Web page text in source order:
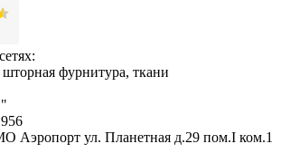
фурнитура, ткани
Аэропорт ул. Планетная д.29 пом.I ком.1